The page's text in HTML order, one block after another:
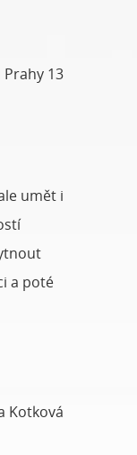
13
umět i
a poté
Kotková